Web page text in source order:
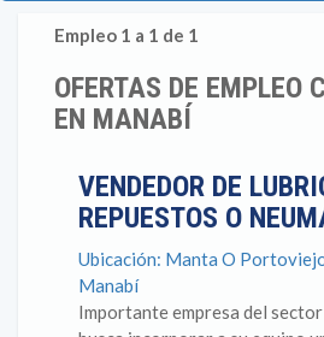
Empleo 1 a 1 de 1
OFERTAS DE EMPLEO
EN MANABÍ
VENDEDOR DE
REPUESTOS O
Ubicación: Manta O
Manabí
Importante empresa del